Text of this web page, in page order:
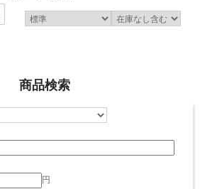
商品検索
円